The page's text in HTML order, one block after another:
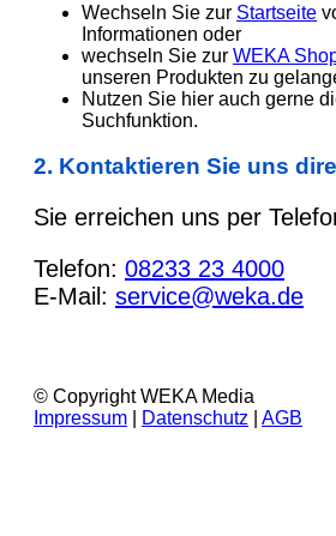
Wechseln Sie zur Startseite
Informationen oder
wechseln Sie zur WEKA
unseren Produkten zu
Nutzen Sie hier auch gerne
Suchfunktion.
2. Kontaktieren Sie uns
Sie erreichen uns per
Telefon: 08233 23 4000
E-Mail: service@weka.de
© Copyright WEKA Media
Impressum
Datenschutz AGB